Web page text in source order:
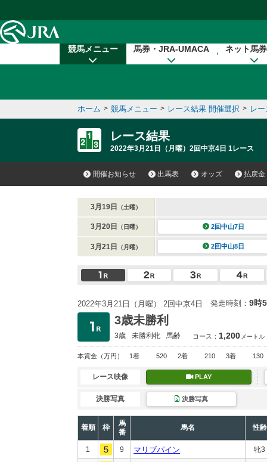
競馬メニュー 馬券・JRA-UMACA ネット馬
ホーム > 競馬メニュー > レース結果 開催選択 > レ
レース結果
2022年3月21日（月曜）2回中京4日 1レース
開催お知らせ 出馬表 オッズ 払戻金
3月19日 （土曜）
3月20日 （日曜） 2回中山7日
3月21日 （月曜） 2回中山8日
2022年3月21日（月曜） 2回中京4日 発走時刻： 9時
3歳未勝利
3歳 未勝利牝 馬齢 コース： 1,200 メートル
本賞金 （万円） 1着 520 2着 210 3着 130
レース映像 PLAY
決勝写真 決勝写真
着順 枠
馬
番
馬名 性齢
1 9 マリブパイン 牝3